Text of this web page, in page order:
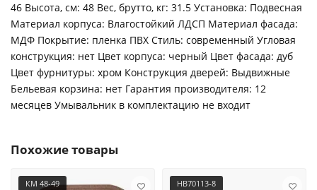
46 Высота, см: 48 Вес, брутто, кг: 31.5 Установка: Подвесная
Материал корпуса: Влагостойкий ЛДСП Материал фасада:
МДФ Покрытие: пленка ПВХ Стиль: современный Угловая
конструкция: нет Цвет корпуса: черный Цвет фасада: дуб
Цвет фурнитуры: хром Конструкция дверей: Выдвижные
Бельевая корзина: нет Гарантия производителя: 12
месяцев Умывальник в комплектацию не входит
Похожие товары
КМ 48-49 HB70113-8